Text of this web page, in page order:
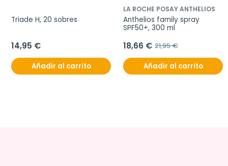
Triade H, 20 sobres
14,95 €
Añadir al carrito
LA ROCHE POSAY ANTHELIOS
Anthelios family spray
SPF50+, 300 ml
18,66 € 21,95 €
Añadir al carrito